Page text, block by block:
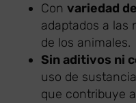
Con variedad
adaptados a las
de los animales.
Sin aditivos ni
uso de
que contribuye